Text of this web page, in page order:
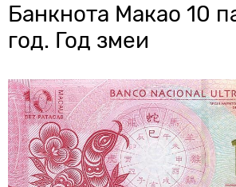
Банкнота Макао 10
год. Год змеи